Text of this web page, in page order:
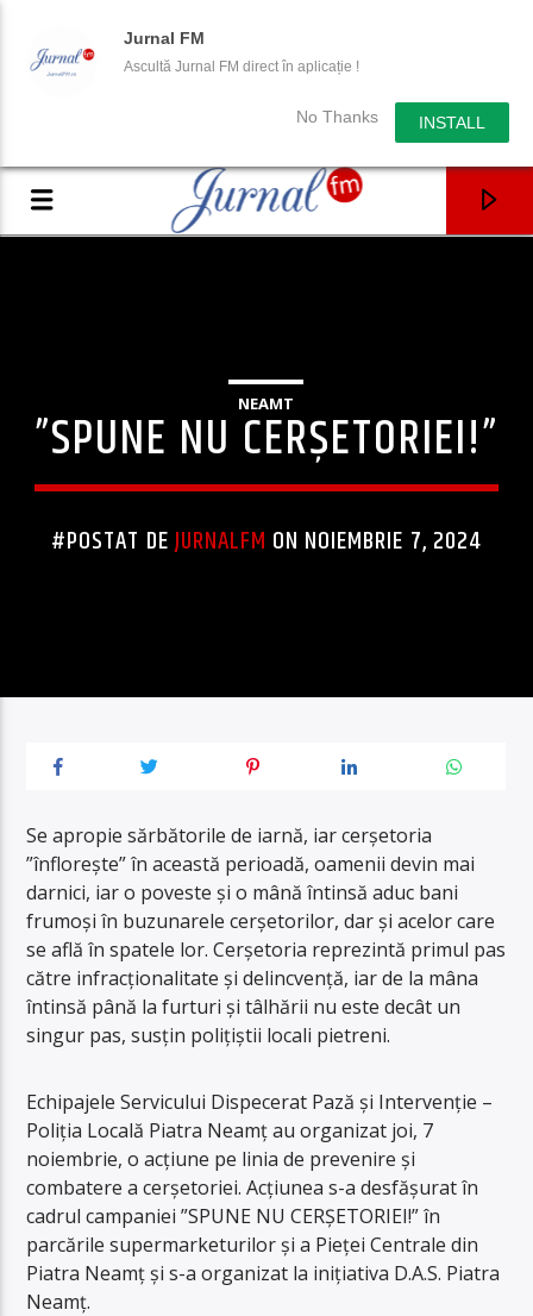
Jurnal FM
Ascultă Jurnal FM direct în aplicație !
No Thanks INSTALL
NEAMT
”SPUNE NU CERȘETORIEI!”
#POSTAT DEJURNALFM ON NOIEMBRIE 7, 2024
Se apropie sărbătorile de iarnă, iar cerșetoria
”înflorește” în această perioadă, oamenii devin mai
darnici, iar o poveste și o mână întinsă aduc bani
frumoși în buzunarele cerșetorilor, dar și acelor care
se află în spatele lor. Cerșetoria reprezintă primul pas
către infracționalitate și delincvență, iar de la mâna
întinsă până la furturi și tâlhării nu este decât un
singur pas, susțin polițiștii locali pietreni.
Echipajele Servicului Dispecerat Pază și Intervenție –
Poliția Locală Piatra Neamț au organizat joi, 7
noiembrie, o acțiune pe linia de prevenire și
combatere a cerșetoriei. Acțiunea s-a desfășurat în
cadrul campaniei ”SPUNE NU CERȘETORIEI!” în
parcările supermarketurilor și a Pieței Centrale din
Piatra Neamț și s-a organizat la inițiativa D.A.S. Piatra
Neamț.